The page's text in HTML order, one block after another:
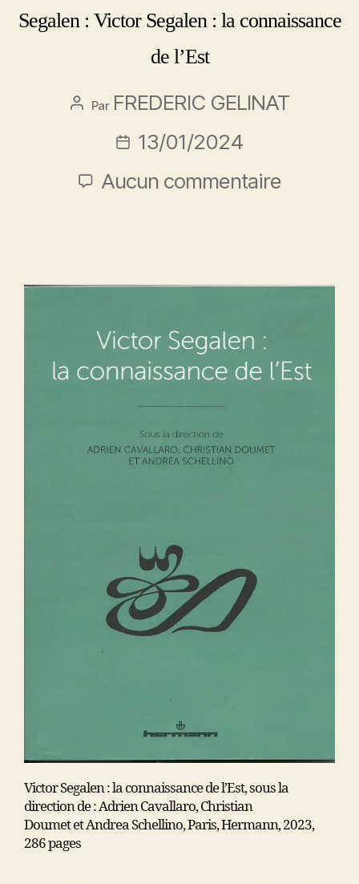
Segalen : Victor Segalen : la connaissance
de l’Est
Par FREDERIC GELINAT
13/01/2024
Aucun commentaire
Victor Segalen : la connaissance de l’Est, sous la
direction de : Adrien Cavallaro, Christian
Doumet et Andrea Schellino, Paris, Hermann, 2023,
286 pages